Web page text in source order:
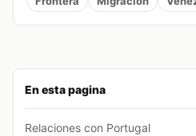
En esta pagina
Relaciones con Portugal